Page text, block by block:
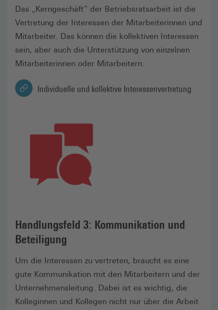
Das „Kerngeschäft“ der Betriebsratsarbeit ist die
Vertretung der Interessen der Mitarbeiterinnen und
Mitarbeiter. Das können die kollektiven Interessen
sein, aber auch die Unterstützung von einzelnen
Mitarbeiterinnen oder Mitarbeitern.
Individuelle und kollektive Interessenvertretung
Handlungsfeld 3: Kommunikation und
Beteiligung
Um die Interessen zu vertreten, braucht es eine
gute Kommunikation mit den Mitarbeitern und der
Unternehmensleitung. Dabei ist es wichtig, die
Kolleginnen und Kollegen nicht nur über die Arbeit